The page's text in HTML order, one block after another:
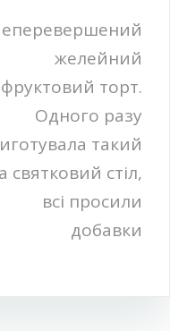
желейний
фруктовий торт.
Одного разу
такий
святковий стіл,
всі просили
добавки